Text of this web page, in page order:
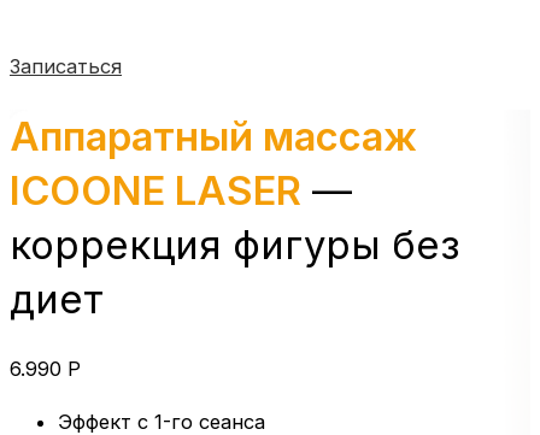
Записаться
Аппаратный массаж
ICOONE LASER —
коррекция фигуры без
диет
6.990 Р
Эффект с 1-го сеанса